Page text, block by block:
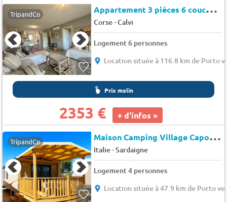
TripandCo A
ppartement 3 pièces 6 couchages CALVI - Caroline 3
Corse-Calvi
Logement 6 personnes
Location située à 116.8 km de Porto
Prix malin
2353 € + d'infos >
TripandCo M
aison Camping Village Capo d'Orso
Italie-Sardaigne
Logement 4 personnes
Location située à 47.9 km de Porto